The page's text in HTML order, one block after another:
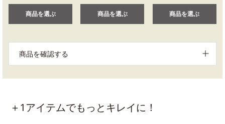
商品を選ぶ 商品を選ぶ 商品を選ぶ
商品を確認する
＋1アイテムでもっとキレイに！